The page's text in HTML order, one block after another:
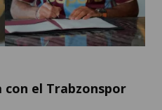
con el Trabzonspor